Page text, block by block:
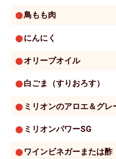
鳥もも肉
にんにく
オリーブオイル
白ごま（すりおろす）
ミリオンのアロエ＆グレ
ミリオンパワーSG
ワインビネガーまたは酢